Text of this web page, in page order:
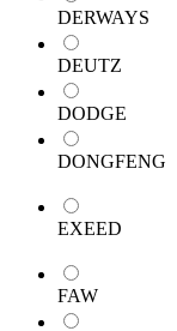
DERWAYS
DEUTZ
DODGE
DONGFENG
EXEED
FAW